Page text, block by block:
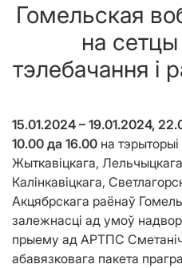
Гомельская
на сетцы
тэлебачання і
15.01.2024 – 19.01.2024,
10.00 да 16.00 на
Жыткавіцкага,
Калінкавіцкага,
Акцябрскага раёнаў
залежнасці ад умоў
прыему ад АРТПС
абавязковага пакета